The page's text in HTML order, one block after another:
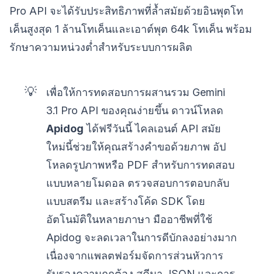
Pro API จะได้รับประสิทธิภาพที่ล้ำสมัยด้วยอินพุตโท
เค็นสูงสุด 1 ล้านโทเค็นและเอาต์พุต 64k โทเค็น พร้อม
รักษาความหน่วงต่ำสำหรับระบบการผลิต
💡
เพื่อให้การทดสอบการผสานรวม Gemini
3.1 Pro API ของคุณง่ายขึ้น ดาวน์โหลด
Apidog ได้ฟรีวันนี้ ไคลเอนต์ API สมัย
ใหม่นี้ช่วยให้คุณสร้างคำขอด้วยภาพ อัป
โหลดรูปภาพหรือ PDF สำหรับการทดสอบ
แบบหลายโมดอล ตรวจสอบการตอบกลับ
แบบสตรีม และสร้างโค้ด SDK โดย
อัตโนมัติในหลายภาษา มืออาชีพที่ใช้
Apidog จะลดเวลาในการดีบักลงอย่างมาก
เนื่องจากแพลตฟอร์มจัดการส่วนหัวการ